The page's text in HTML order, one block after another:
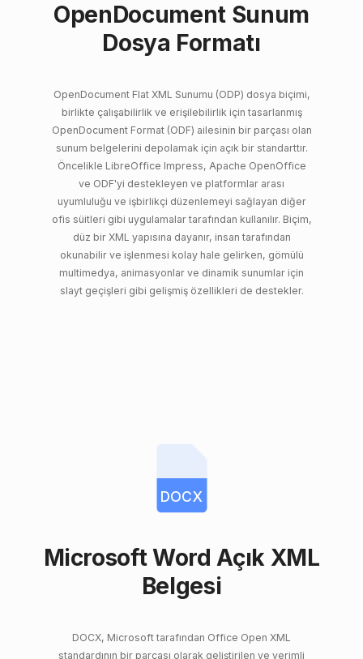
OpenDocument Sunum
Dosya Formatı
OpenDocument Flat XML Sunumu (ODP) dosya biçimi,
birlikte çalışabilirlik ve erişilebilirlik için tasarlanmış
OpenDocument Format (ODF) ailesinin bir parçası olan
sunum belgelerini depolamak için açık bir standarttır.
Öncelikle LibreOffice Impress, Apache OpenOffice
ve ODF'yi destekleyen ve platformlar arası
uyumluluğu ve işbirlikçi düzenlemeyi sağlayan diğer
ofis süitleri gibi uygulamalar tarafından kullanılır. Biçim,
düz bir XML yapısına dayanır, insan tarafından
okunabilir ve işlenmesi kolay hale gelirken, gömülü
multimedya, animasyonlar ve dinamik sunumlar için
slayt geçişleri gibi gelişmiş özellikleri de destekler.
DOCX
Microsoft Word Açık XML
Belgesi
DOCX, Microsoft tarafından Office Open XML
standardının bir parçası olarak geliştirilen ve verimli